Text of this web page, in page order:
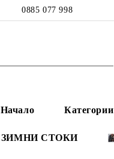
0885 077 998
Начало Категории
ЗИМНИ СТОКИ